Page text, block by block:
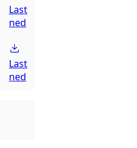
Last
ned
Last
ned